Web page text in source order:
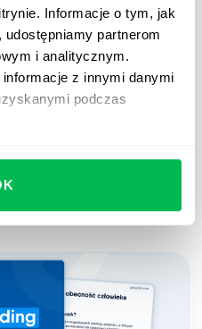
Informacje o tym, jak
partnerom
i analitycznym.
z innymi danymi
podczas
wynagrodzenia – i
nie jako manager
i HR z gotowymi